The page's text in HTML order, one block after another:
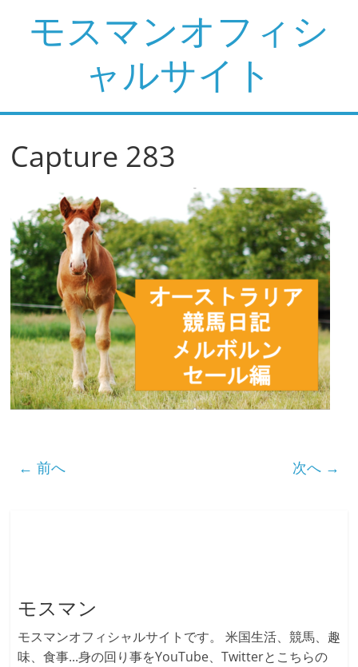
へ
モスマンオフィシ
ャルサイト
Capture 283
← 前へ 次へ →
モスマン
モスマンオフィシャルサイトです。 米国生活、競馬、趣
味、食事...身の回り事をYouTube、Twitterとこちらの